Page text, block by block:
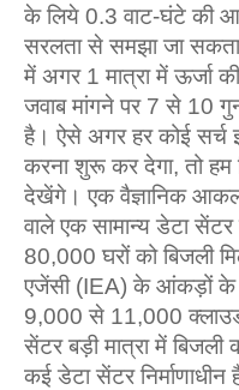
के लिये 0.3 वाट-घंटे की
सरलता से समझा जा
में अगर 1 मात्रा में ऊर्जा
जवाब मांगने पर 7 से 10
है। ऐसे अगर हर कोई सर्च
करना शुरू कर देगा, तो हम
देखेंगे। एक वैज्ञानिक
वाले एक सामान्य डेटा
80,000 घरों को बिजली
एजेंसी (IEA) के आंकड़ों के
9,000 से 11,000
सेंटर बड़ी मात्रा में
कई डेटा सेंटर